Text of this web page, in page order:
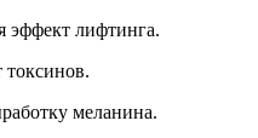
эффект лифтинга.
меланина.